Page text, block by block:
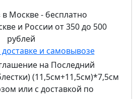
Москве - бесплатно
и России от 350 до 500
рублей
и самовывозе
на Последний
(11,5см+11,5см)*7,5см
или с доставкой по